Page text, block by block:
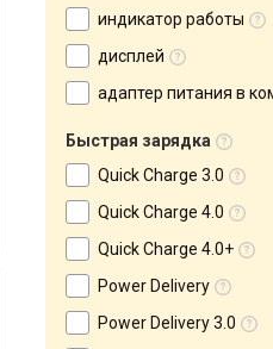
индикатор работы
дисплей
адаптер питания в
Быстрая зарядка
Quick Charge 3.0
Quick Charge 4.0
Quick Charge 4.0+
Power Delivery
Power Delivery 3.0